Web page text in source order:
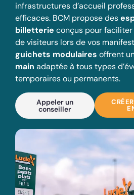
infrastructures d’accueil
efficaces. BCM propose des
billetterie conçus pour
de visiteurs lors de vos
guichets modulaires offrent
main adaptée à tous types
temporaires ou permanents.
Appeler un
conseiller